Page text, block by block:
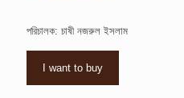
পরিচালক: চাষী নজরুল ইসলাম
I want to buy